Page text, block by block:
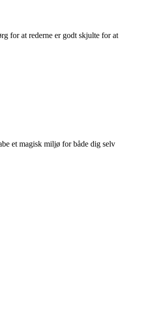
for at rederne er godt skjulte for at
et magisk miljø for både dig selv